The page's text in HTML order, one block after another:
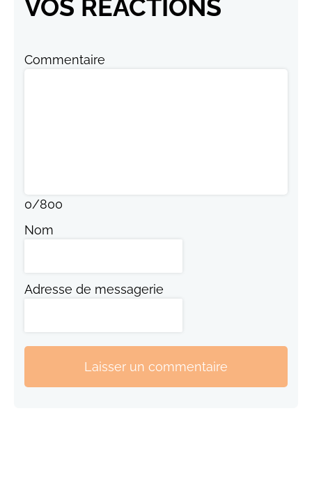
VOS RÉACTIONS
Commentaire
0/800
Nom
Adresse de messagerie
Laisser un commentaire